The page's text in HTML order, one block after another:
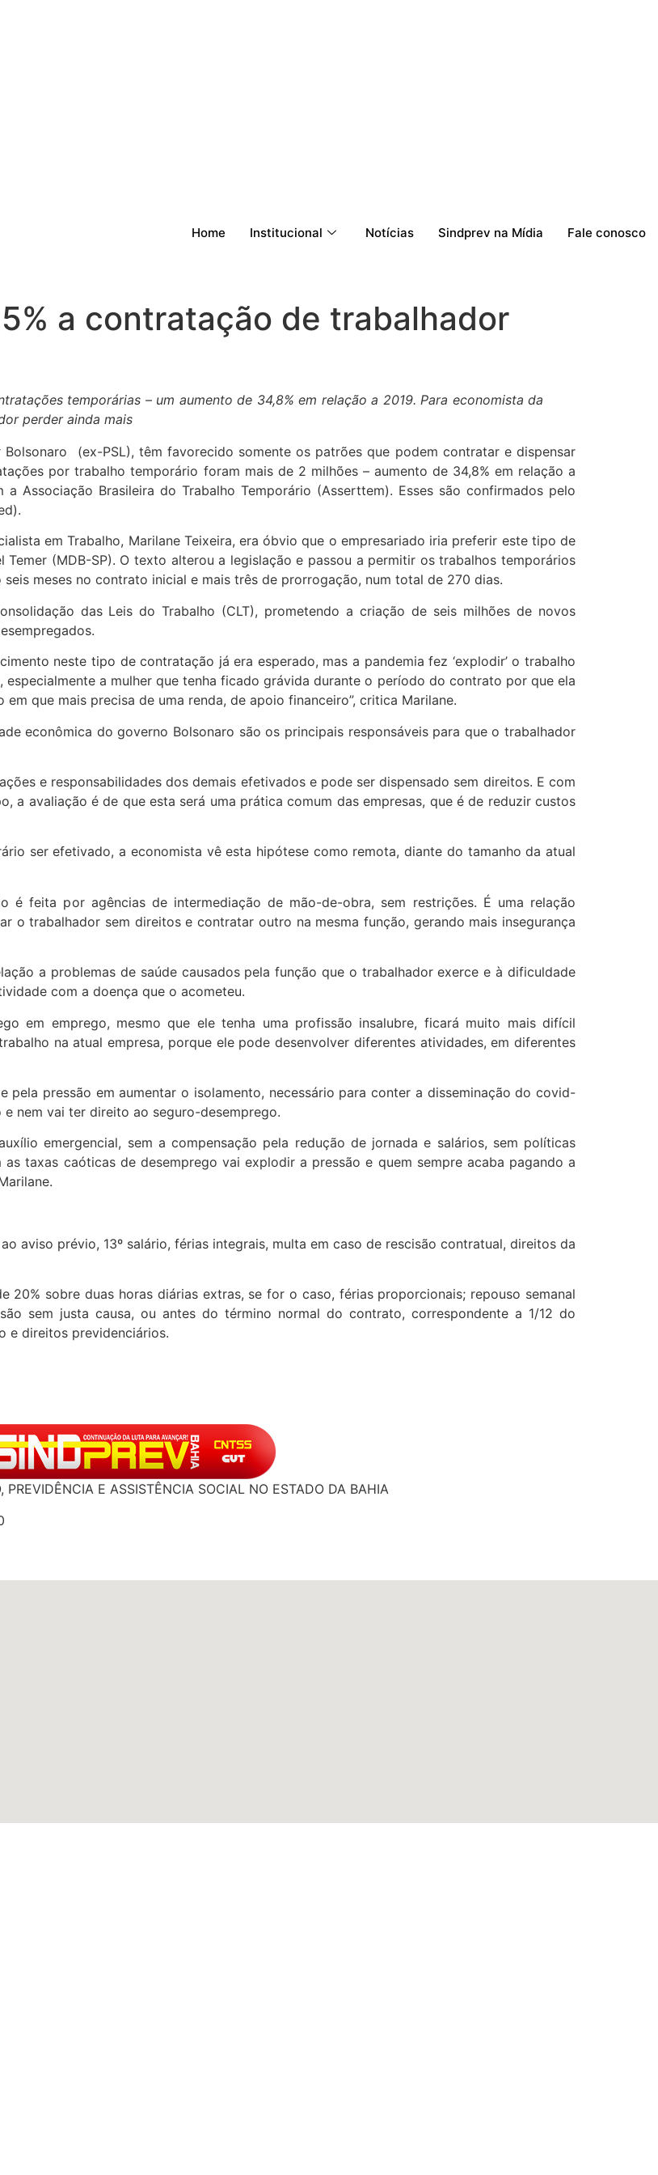
Home Institucional Notícias Sindprev na Mídia Fale conosco
a contratação de trabalhador
temporárias – um aumento de 34,8% em relação a 2019. Para economista da
perder ainda mais
(ex-PSL), têm favorecido somente os patrões que podem contratar e dispensar
por trabalho temporário foram mais de 2 milhões – aumento de 34,8% em relação a
Associação Brasileira do Trabalho Temporário (Asserttem). Esses são confirmados pelo
em Trabalho, Marilane Teixeira, era óbvio que o empresariado iria preferir este tipo de
(MDB-SP). O texto alterou a legislação e passou a permitir os trabalhos temporários
meses no contrato inicial e mais três de prorrogação, num total de 270 dias.
das Leis do Trabalho (CLT), prometendo a criação de seis milhões de novos
neste tipo de contratação já era esperado, mas a pandemia fez ‘explodir’ o trabalho
a mulher que tenha ficado grávida durante o período do contrato por que ela
que mais precisa de uma renda, de apoio financeiro”, critica Marilane.
econômica do governo Bolsonaro são os principais responsáveis para que o trabalhador
e responsabilidades dos demais efetivados e pode ser dispensado sem direitos. E com
a avaliação é de que esta será uma prática comum das empresas, que é de reduzir custos
ser efetivado, a economista vê esta hipótese como remota, diante do tamanho da atual
é feita por agências de intermediação de mão-de-obra, sem restrições. É uma relação
o trabalhador sem direitos e contratar outro na mesma função, gerando mais insegurança
a problemas de saúde causados pela função que o trabalhador exerce e à dificuldade
com a doença que o acometeu.
em emprego, mesmo que ele tenha uma profissão insalubre, ficará muito mais difícil
na atual empresa, porque ele pode desenvolver diferentes atividades, em diferentes
pressão em aumentar o isolamento, necessário para conter a disseminação do covid-
nem vai ter direito ao seguro-desemprego.
emergencial, sem a compensação pela redução de jornada e salários, sem políticas
taxas caóticas de desemprego vai explodir a pressão e quem sempre acaba pagando a
aviso prévio, 13º salário, férias integrais, multa em caso de rescisão contratual, direitos da
20% sobre duas horas diárias extras, se for o caso, férias proporcionais; repouso semanal
sem justa causa, ou antes do término normal do contrato, correspondente a 1/12 do
e direitos previdenciários.
E ASSISTÊNCIA SOCIAL NO ESTADO DA BAHIA